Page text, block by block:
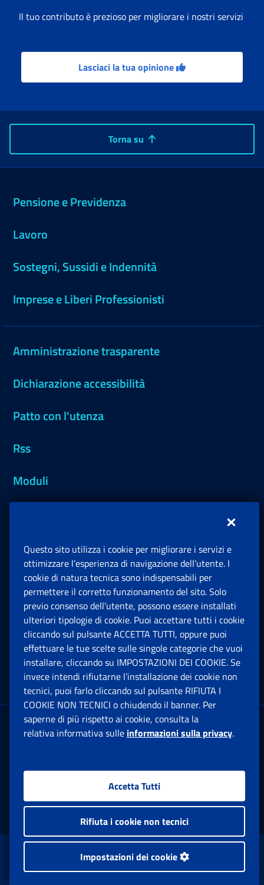
Il tuo contributo è prezioso per migliorare i nostri servizi
Lasciaci la tua opinione
Torna su
Pensione e Previdenza
Lavoro
Sostegni, Sussidi e Indennità
Imprese e Liberi Professionisti
Amministrazione trasparente
Dichiarazione accessibilità
Patto con l'utenza
Rss
Moduli
Sedi e Contatti
Software
Note Legali
App mobile
Sede Legale : Via Ciro il Grande, 21
00144 Roma
Facebook: Apre una nuova finestra
Twitter: Apre una nuova finestra
Whatsapp: Apre una nuova
Youtube: Apre una
Instagram:
www.inps.gov.it © 1997-2026
Istituto Nazionale Previdenza Sociale.
Questo sito utilizza i cookie per migliorare i servizi e
ottimizzare l’esperienza di navigazione dell’utente. I
cookie di natura tecnica sono indispensabili per
permettere il corretto funzionamento del sito. Solo
previo consenso dell’utente, possono essere installati
ulteriori tipologie di cookie. Puoi accettare tutti i cookie
cliccando sul pulsante ACCETTA TUTTI, oppure puoi
effettuare le tue scelte sulle singole categorie che vuoi
installare, cliccando su IMPOSTAZIONI DEI COOKIE. Se
invece intendi rifiutarne l’installazione dei cookie non
tecnici, puoi farlo cliccando sul pulsante RIFIUTA I
COOKIE NON TECNICI o chiudendo il banner. Per
saperne di più rispetto ai cookie, consulta la
relativa informativa sulle informazioni sulla privacy.
Accetta Tutti
Rifiuta i cookie non tecnici
Impostazioni dei cookie